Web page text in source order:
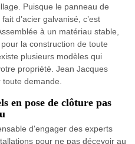
Puisque le panneau de
d’acier galvanisé, c’est
à un matériau stable,
la construction de toute
plusieurs modèles qui
propriété. Jean Jacques
toute demande.
en pose de clôture pas
d'engager des experts
pour ne pas décevoir au